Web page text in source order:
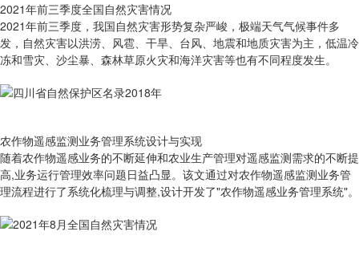
2021年前三季度全国自然灾害情况
2021年前三季度，我国自然灾害形势复杂严峻，极端天气气候事件多
发，自然灾害以洪涝、风雹、干旱、台风、地震和地质灾害为主，低温冷
冻和雪灾、沙尘暴、森林草原火灾和海洋灾害等也有不同程度发生。
农作物遥感监测业务管理系统设计与实现
随着农作物遥感业务的不断延伸和农业生产管理对遥感监测需求的不断提
高,业务运行管理效率问题日益凸显。该文通过对农作物遥感监测业务管
理流程进行了系统化梳理与调整,设计开发了"农作物遥感业务管理系统"。